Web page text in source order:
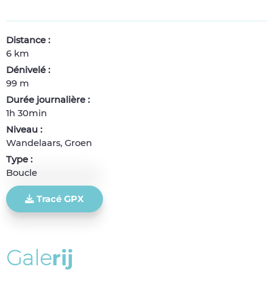
Distance :
6 km
Dénivelé :
99 m
Durée journalière :
1h 30min
Niveau :
Wandelaars, Groen
Type :
Boucle
Tracé GPX
Galerij